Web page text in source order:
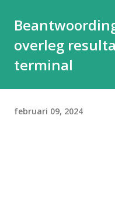
overleg
terminal
februari 09, 2024